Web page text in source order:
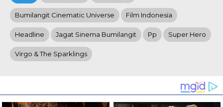
Bumilangit Cinematic Universe Film Indonesia
Headline Jagat Sinema Bumilangit Pp Super Hero
Virgo & The Sparklings